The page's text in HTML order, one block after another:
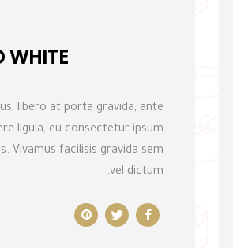
WHITE
libero at porta gravida, ante
ligula, eu consectetur ipsum
Vivamus facilisis gravida sem
vel dictum.